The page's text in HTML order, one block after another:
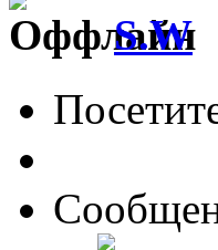
S.W